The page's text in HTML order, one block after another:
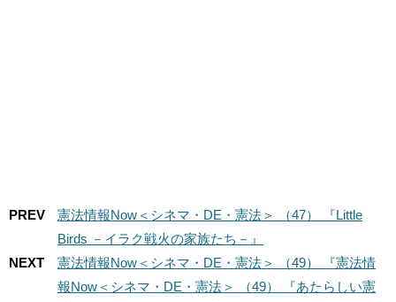
PREV
憲法情報Now＜シネマ・DE・憲法＞ （47） 『Little
Birds －イラク戦火の家族たち－』
NEXT
憲法情報Now＜シネマ・DE・憲法＞ （49） 『憲法情
報Now＜シネマ・DE・憲法＞ （49） 『あたらしい憲